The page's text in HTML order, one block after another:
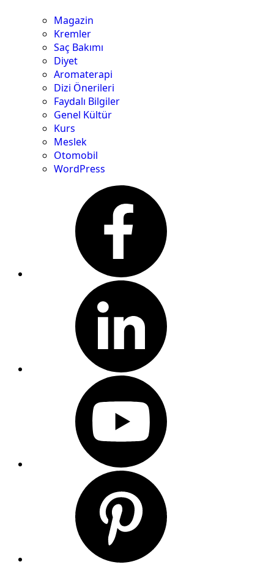
Magazin
Kremler
Saç Bakımı
Diyet
Aromaterapi
Dizi Önerileri
Faydalı Bilgiler
Genel Kültür
Kurs
Meslek
Otomobil
WordPress